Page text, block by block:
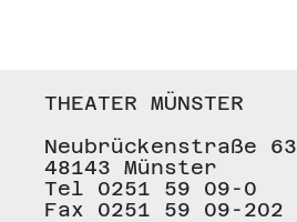
THEATER MÜNSTER
Neubrückenstraße 63
48143 Münster
Tel 0251 59 09-0
Fax 0251 59 09-202